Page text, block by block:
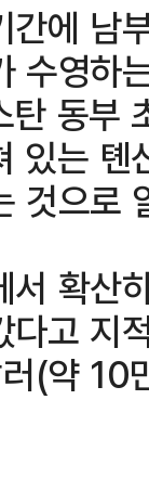
에 남
수영하
동부
있는
것으로
확산
고 지
(약